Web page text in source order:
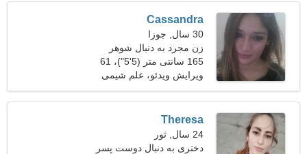
Cassandra
30 سال, جوزا
زن مجرد به دنبال شوهر
165 سانتی متر (5'5")، 61
کیلوگرم (134 پوند)
ویرایش ویدئو، علم شیمی
Theresa
24 سال, ثور
دختری به دنبال دوست پسر